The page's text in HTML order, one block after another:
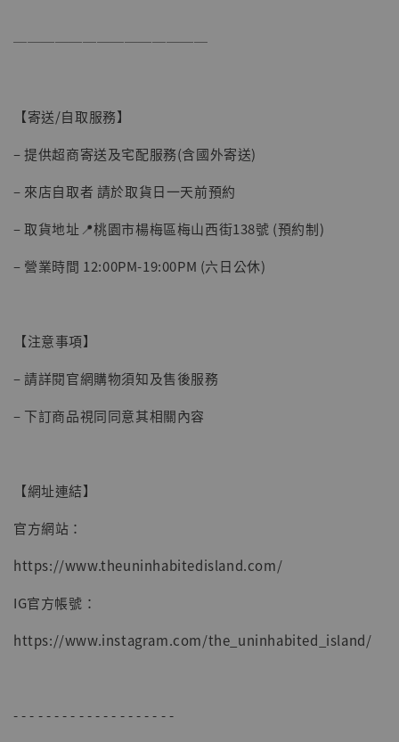
子彈飛 鵝城縣長 張麻子 [BK01]
NT$ 4,980
──────────────
【寄送/自取服務】
– 提供超商寄送及宅配服務(含國外寄送)
– 來店自取者 請於取貨日一天前預約
– 取貨地址📍桃園市楊梅區梅山西街138號 (預約制)
– 營業時間 12:00PM-19:00PM (六日公休)
【注意事項】
– 請詳閱官網購物須知及售後服務
– 下訂商品視同同意其相關內容
【網址連結】
官方網站：
https://www.theuninhabitedisland.com/
IG官方帳號：
https://www.instagram.com/the_uninhabited_island/
- - - - - - - - - - - - - - - - - - - -